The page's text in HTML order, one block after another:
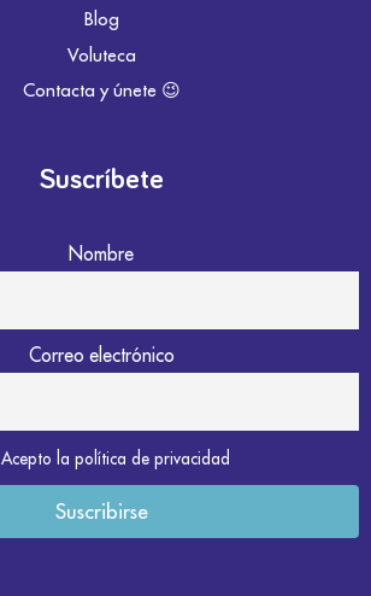
Blog
Voluteca
Contacta y únete 😉
Suscríbete
Nombre
Correo electrónico
Acepto la política de privacidad